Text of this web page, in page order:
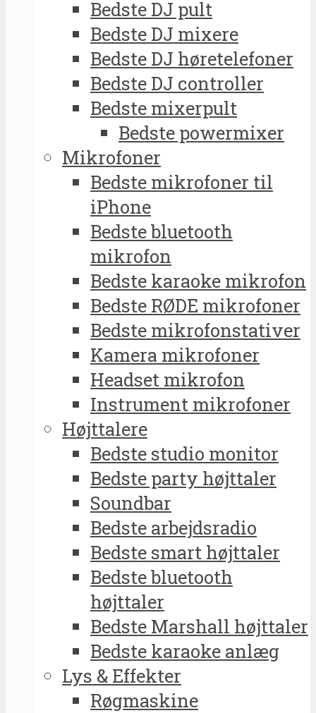
Bedste DJ pult
Bedste DJ mixere
Bedste DJ høretelefoner
Bedste DJ controller
Bedste mixerpult
Bedste powermixer
Mikrofoner
Bedste mikrofoner til
iPhone
Bedste bluetooth
mikrofon
Bedste karaoke mikrofon
Bedste RØDE mikrofoner
Bedste mikrofonstativer
Kamera mikrofoner
Headset mikrofon
Instrument mikrofoner
Højttalere
Bedste studio monitor
Bedste party højttaler
Soundbar
Bedste arbejdsradio
Bedste smart højttaler
Bedste bluetooth
højttaler
Bedste Marshall højttaler
Bedste karaoke anlæg
Lys & Effekter
Røgmaskine